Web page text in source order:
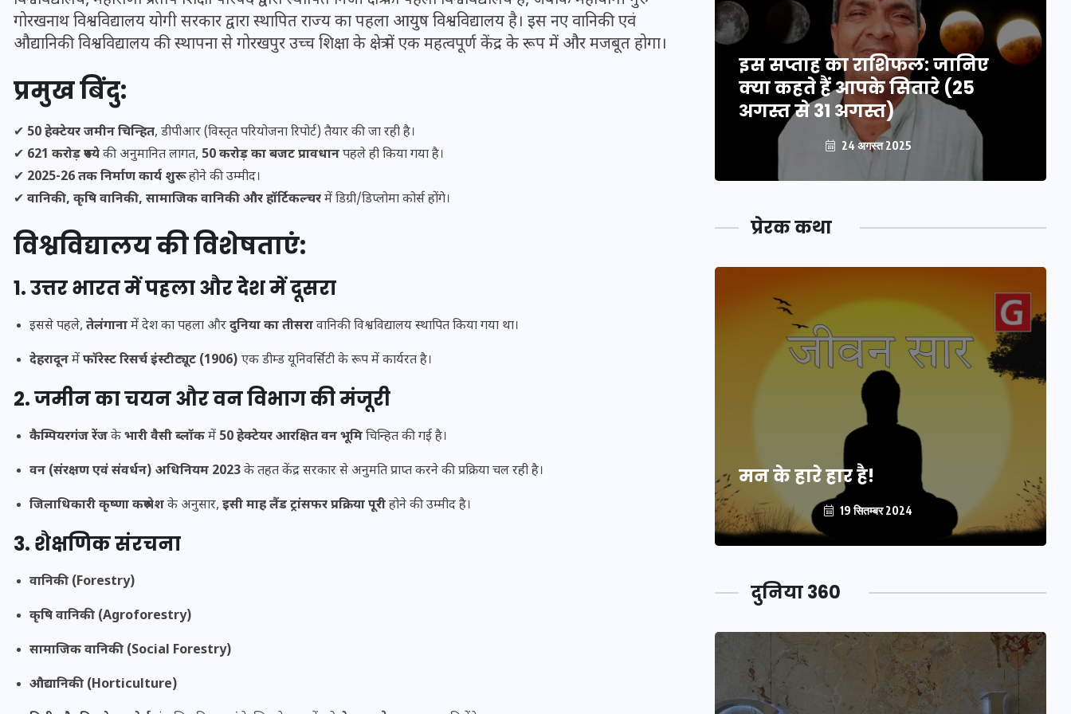
गोरखनाथ विश्वविद्यालय योगी सरकार द्वारा स्थापित राज्य का पहला आयुष विश्वविद्यालय है। इस नए वानिकी एवं
औद्यानिकी विश्वविद्यालय की स्थापना से गोरखपुर उच्च शिक्षा के क्षेत्र में एक महत्वपूर्ण केंद्र के रूप में और मजबूत होगा।
प्रमुख बिंदु:
✔ 50 हेक्टेयर जमीन चिन्हित, डीपीआर (विस्तृत परियोजना रिपोर्ट) तैयार की जा रही है।
✔ 621 करोड़ रुपयेकी अनुमानित लागत, 50 करोड़ का बजट प्रावधानपहले ही किया गया है।
✔ 2025-26 तक निर्माण कार्य शुरूहोने की उम्मीद।
✔ वानिकी, कृषि वानिकी, सामाजिक वानिकी और हॉर्टिकल्चरमें डिग्री/डिप्लोमा कोर्स होंगे।
विश्वविद्यालय की विशेषताएं:
1. उत्तर भारत में पहला और देश में दूसरा
इससे पहले, तेलंगानामें देश का पहला औरदुनिया का तीसरावानिकी विश्वविद्यालय स्थापित किया गया था।
देहरादूनमेंफॉरेस्ट रिसर्च इंस्टीट्यूट (1906) एक डीम्ड यूनिवर्सिटी के रूप में कार्यरत है।
2. जमीन का चयन और वन विभाग की मंजूरी
कैम्पियरगंज रेंजकेभारी वैसी ब्लॉकमें 50 हेक्टेयर आरक्षित वन भूमिचिन्हित की गई है।
वन (संरक्षण एवं संवर्धन) अधिनियम 2023के तहत केंद्र सरकार से अनुमति प्राप्त करने की प्रक्रिया चल रही है।
जिलाधिकारी कृष्णा करुणेशके अनुसार, इसी माह लैंड ट्रांसफर प्रक्रिया पूरीहोने की उम्मीद है।
3. शैक्षणिक संरचना
वानिकी (Forestry)
कृषि वानिकी (Agroforestry)
सामाजिक वानिकी (Social Forestry)
औद्यानिकी (Horticulture)
क्या कहते हैं आपके सितारे (25
अगस्त से 31 अगस्त)
24 अगस्त 2025
इस सप्ताह का राशिफल: जानिए
क्या कहते हैं आपके सितारे (25
अगस्त से 31 अगस्त)
24 अगस्त 2025
प्रेरक कथा
मन के हारे हार है!
19 सितम्बर 2024
मन के हारे हार है! मन के हारे हार है!
19 सितम्बर 2024
दुनिया 360